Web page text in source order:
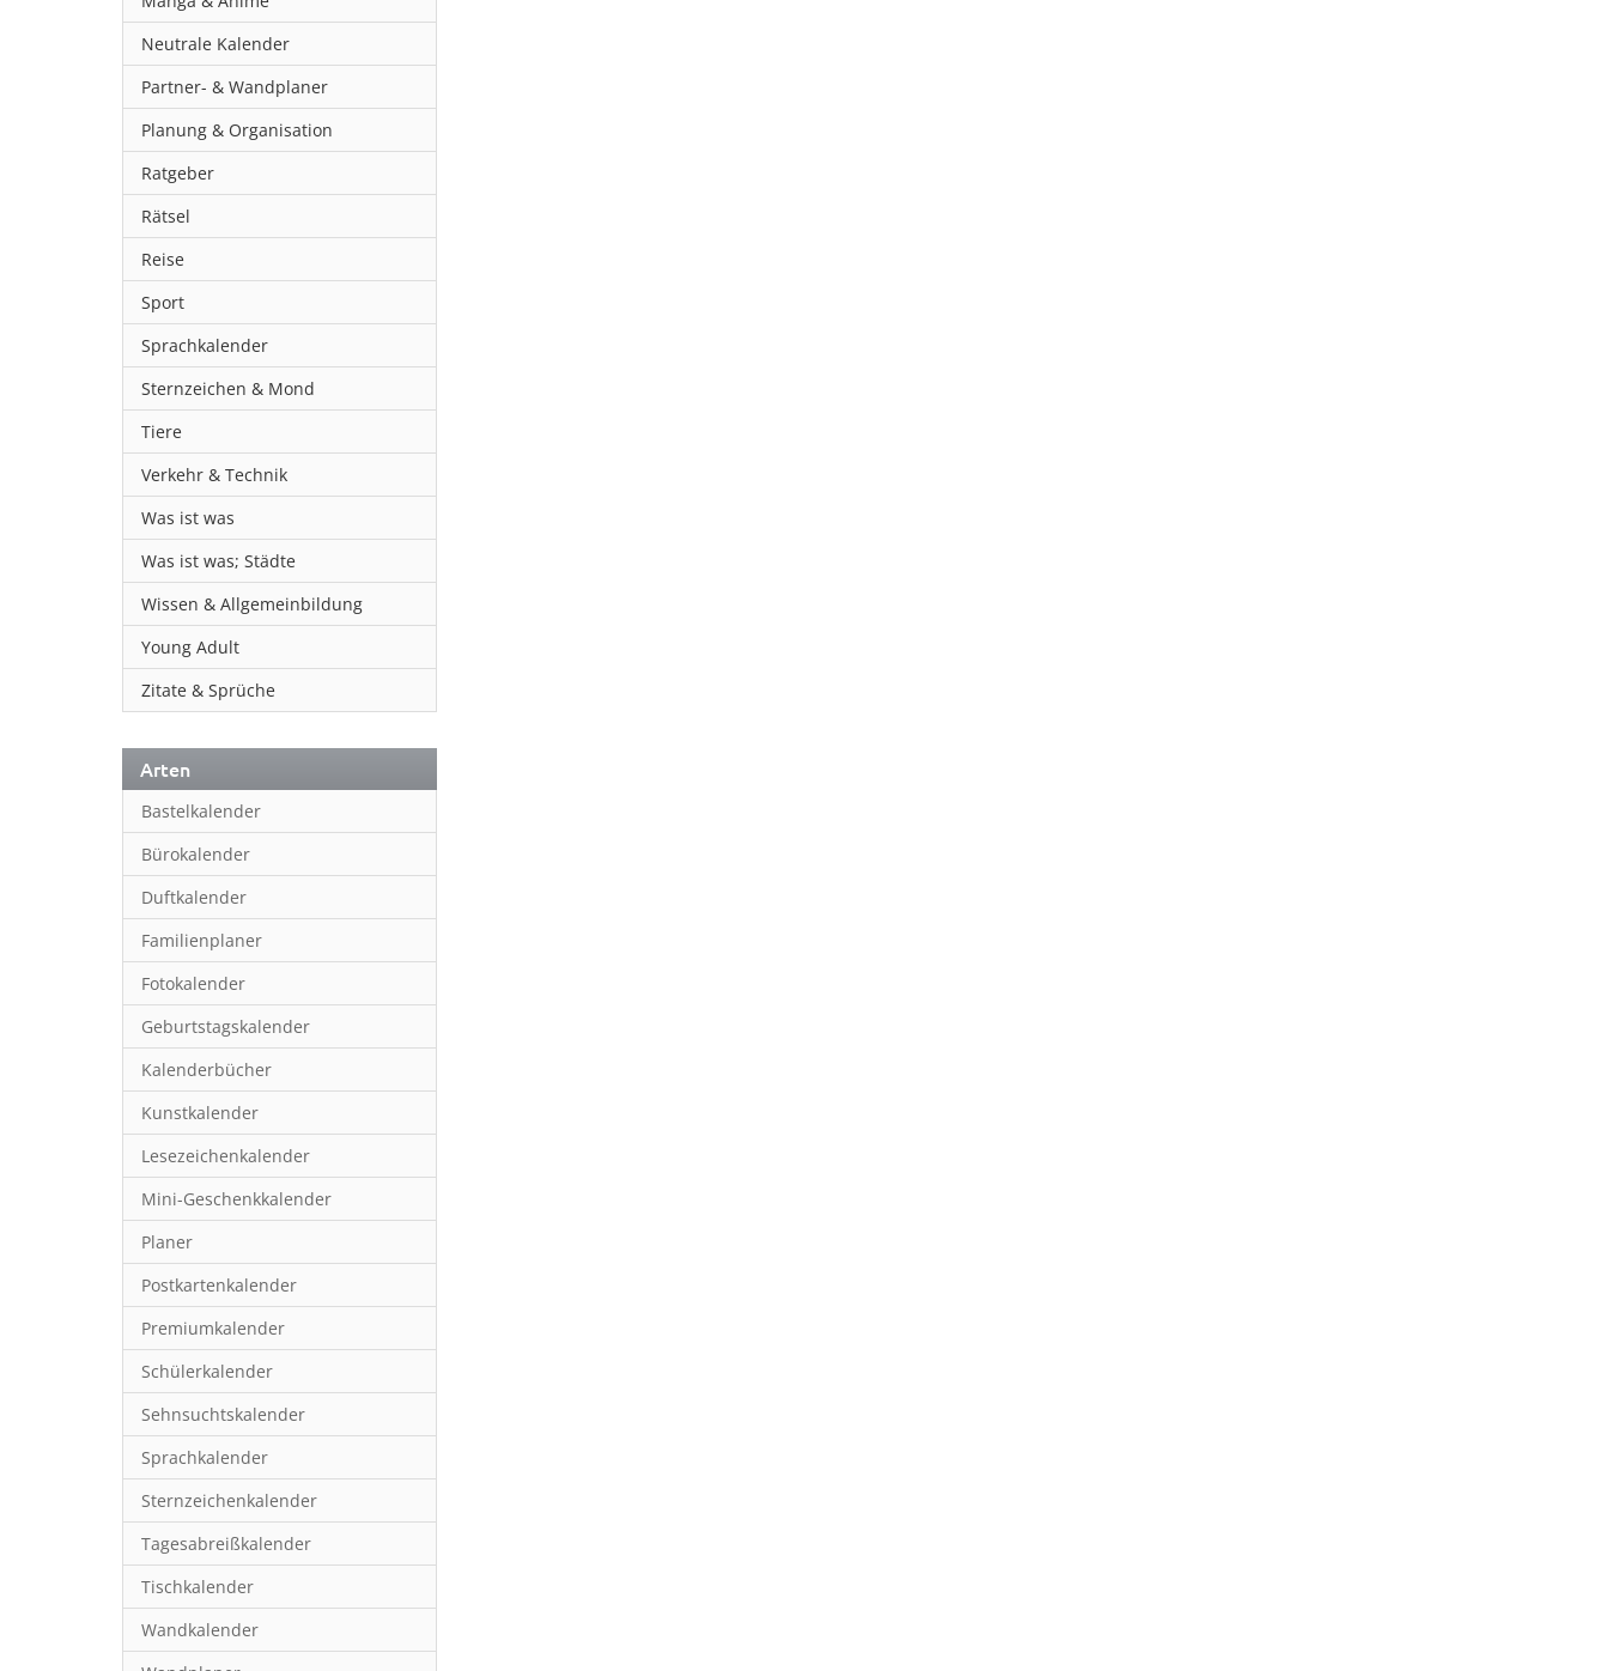
Neutrale Kalender
Partner- & Wandplaner
Planung & Organisation
Ratgeber
Rätsel
Reise
Sport
Sprachkalender
Sternzeichen & Mond
Tiere
Verkehr & Technik
Was ist was
Was ist was; Städte
Wissen & Allgemeinbildung
Young Adult
Zitate & Sprüche
Arten
Bastelkalender
Bürokalender
Duftkalender
Familienplaner
Fotokalender
Geburtstagskalender
Kalenderbücher
Kunstkalender
Lesezeichenkalender
Mini-Geschenkkalender
Planer
Postkartenkalender
Premiumkalender
Schülerkalender
Sehnsuchtskalender
Sprachkalender
Sternzeichenkalender
Tagesabreißkalender
Tischkalender
Wandkalender